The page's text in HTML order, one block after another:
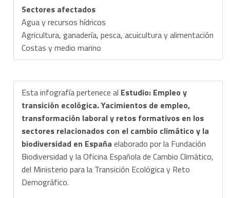
Sectores afectados
Agua y recursos hídricos
Agricultura, ganadería, pesca, acuicultura y alimentación
Costas y medio marino
Esta infografía pertenece al Estudio: Empleo y
transición ecológica. Yacimientos de empleo,
transformación laboral y retos formativos en los
sectores relacionados con el cambio climático y la
biodiversidad en España elaborado por la Fundación
Biodiversidad y la Oficina Española de Cambio Climático,
del Ministerio para la Transición Ecológica y Reto
Demográfico.